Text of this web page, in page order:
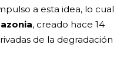
a esta idea, lo cual
, creado hace 14
de la degradación